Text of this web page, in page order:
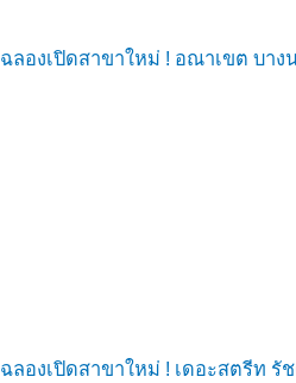
ฉลองเปิดสาขาใหม่ ! อณาเขต บาง
ฉลองเปิดสาขาใหม่ ! เดอะสตรีท รั